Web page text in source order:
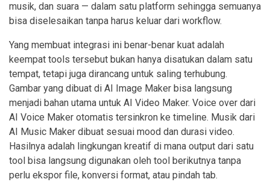
musik, dan suara — dalam satu platform sehingga semuanya
bisa diselesaikan tanpa harus keluar dari workflow.
Yang membuat integrasi ini benar-benar kuat adalah
keempat tools tersebut bukan hanya disatukan dalam satu
tempat, tetapi juga dirancang untuk saling terhubung.
Gambar yang dibuat di AI Image Maker bisa langsung
menjadi bahan utama untuk AI Video Maker. Voice over dari
AI Voice Maker otomatis tersinkron ke timeline. Musik dari
AI Music Maker dibuat sesuai mood dan durasi video.
Hasilnya adalah lingkungan kreatif di mana output dari satu
tool bisa langsung digunakan oleh tool berikutnya tanpa
perlu ekspor file, konversi format, atau pindah tab.